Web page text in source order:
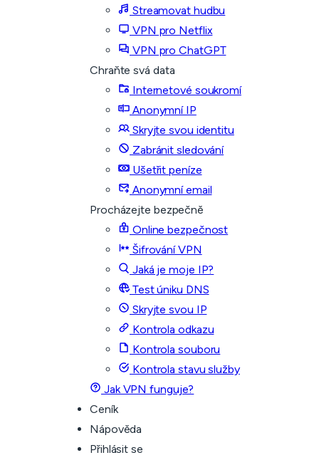
Streamovat hudbu
VPN pro Netflix
VPN pro ChatGPT
Chraňte svá data
Internetové soukromí
Anonymní IP
Skryjte svou identitu
Zabránit sledování
Ušetřit peníze
Anonymní email
Procházejte bezpečně
Online bezpečnost
Šifrování VPN
Jaká je moje IP?
Test úniku DNS
Skryjte svou IP
Kontrola odkazu
Kontrola souboru
Kontrola stavu služby
Jak VPN funguje?
Ceník
Nápověda
Přihlásit se